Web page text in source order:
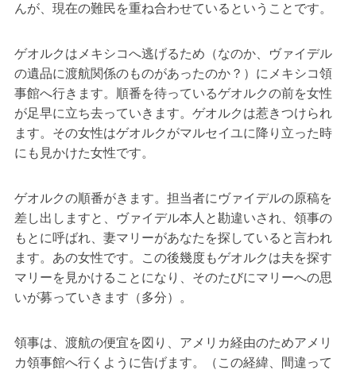
んが、現在の難民を重ね合わせているということです。
ゲオルクはメキシコへ逃げるため（なのか、ヴァイデル
の遺品に渡航関係のものがあったのか？）にメキシコ領
事館へ行きます。順番を待っているゲオルクの前を女性
が足早に立ち去っていきます。ゲオルクは惹きつけられ
ます。その女性はゲオルクがマルセイユに降り立った時
にも見かけた女性です。
ゲオルクの順番がきます。担当者にヴァイデルの原稿を
差し出しますと、ヴァイデル本人と勘違いされ、領事の
もとに呼ばれ、妻マリーがあなたを探していると言われ
ます。あの女性です。この後幾度もゲオルクは夫を探す
マリーを見かけることになり、そのたびにマリーへの思
いが募っていきます（多分）。
領事は、渡航の便宜を図り、アメリカ経由のためアメリ
カ領事館へ行くように告げます。（この経緯、間違って